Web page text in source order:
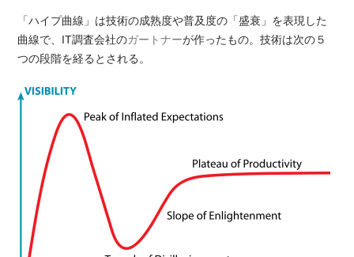
「ハイプ曲線」は技術の成熟度や普及度の「盛衰」を表現した
曲線で、IT調査会社のガートナーが作ったもの。技術は次の５
つの段階を経るとされる。